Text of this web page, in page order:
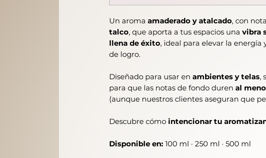
Un aroma amaderado y atalcado, con
talco, que aporta a tus espacios una vibra
llena de éxito, ideal para elevar la energía
de logro.
Diseñado para usar en ambientes y telas,
para que las notas de fondo duren al
(aunque nuestros clientes aseguran que
Descubre cómo intencionar tu
Disponible en:100 ml · 250 ml · 500 ml